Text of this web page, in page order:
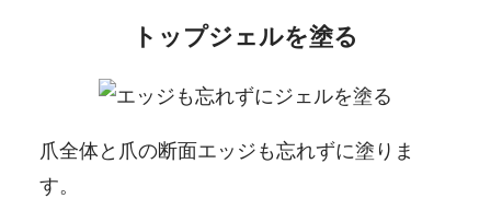
トップジェルを塗る
爪全体と爪の断面エッジも忘れずに塗りま
す。